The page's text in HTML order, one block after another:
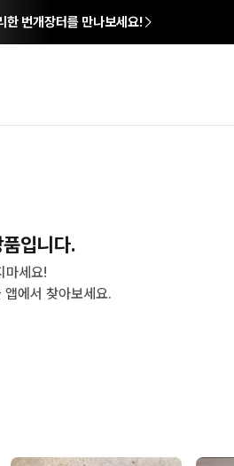
한 번개장터를 만나보세요!
입니다.
마세요!
에서 찾아보세요.